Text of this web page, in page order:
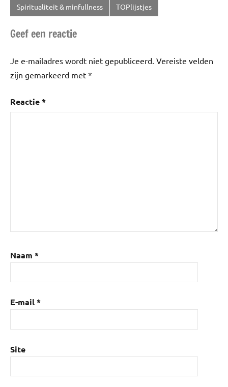
met
Ontspanning,
Spiritualiteit
Spiritualiteit & minfullness TOPlijstjes
Geef een reactie
Je e-mailadres wordt niet gepubliceerd. Vereiste velden
zijn gemarkeerd met *
Reactie*
Naam *
E-mail*
Site